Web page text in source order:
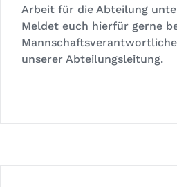
Arbeit für die Abteilung
Meldet euch hierfür gerne
unserer Abteilungsleitung.